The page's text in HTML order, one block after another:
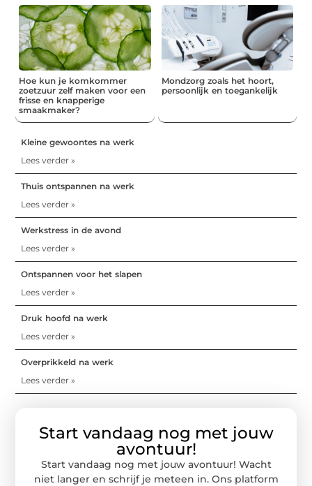
Hoe kun je komkommer
zoetzuur zelf maken voor een
frisse en knapperige
smaakmaker?
Mondzorg zoals het hoort,
persoonlijk en toegankelijk
Kleine gewoontes na werk
Lees verder »
Thuis ontspannen na werk
Lees verder »
Werkstress in de avond
Lees verder »
Ontspannen voor het slapen
Lees verder »
Druk hoofd na werk
Lees verder »
Overprikkeld na werk
Lees verder »
Start vandaag nog met jouw
avontuur!
Start vandaag nog met jouw avontuur! Wacht
niet langer en schrijf je meteen in. Ons platform